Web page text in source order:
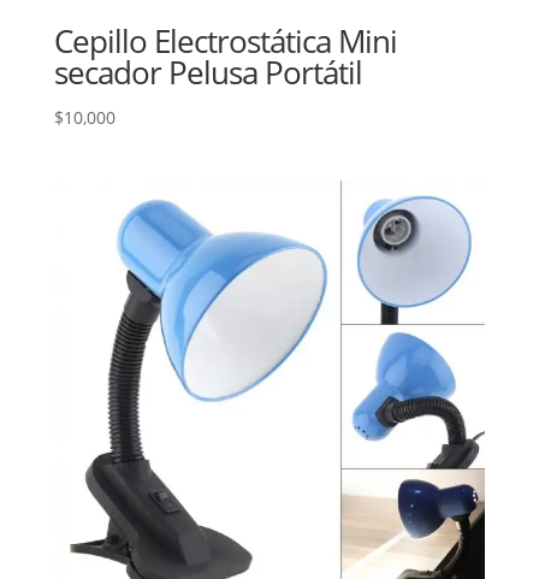
Cepillo Electrostática Mini
secador Pelusa Portátil
$10,000